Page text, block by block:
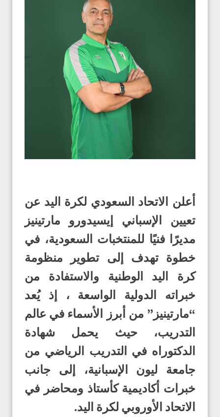
أعلن الاتحاد السعودي لكرة اليد عن
تعيين الإسباني إيسيدورو مارتينيز
مديرًا فنيًا للمنتخبات السعودية، في
خطوة تهدف إلى تطوير منظومة
كرة اليد الوطنية والاستفادة من
خبراته الدولية الواسعة ، إذ يُعد
“مارتينيز” من أبرز الأسماء في عالم
التدريب، حيث يحمل شهادة
الدكتوراه في التدريب الرياضي من
جامعة ليون الإسبانية، إلى جانب
خبرات أكاديمية كأستاذ ومحاضر في
الاتحاد الأوروبي لكرة اليد.